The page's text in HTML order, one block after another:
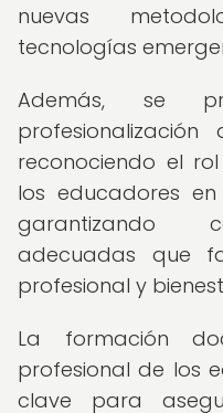
nuevas
tecnologías
Además, se
reconociendo el
los educadores
garantizando
adecuadas que
profesional y
La formación
profesional de los
clave para